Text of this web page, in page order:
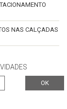
NAS CALÇADAS